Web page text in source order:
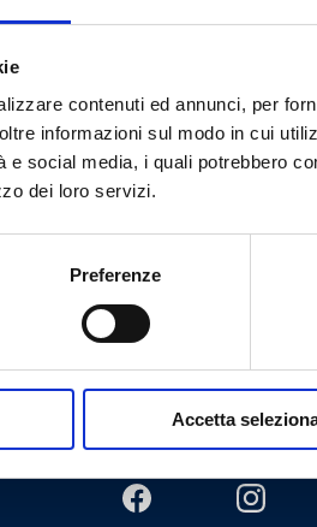
contenuti ed annunci, per
informazioni sul modo in cui
e social media, i quali potrebbero
dei loro servizi.
Preferenze
Accetta
Hai bisogno